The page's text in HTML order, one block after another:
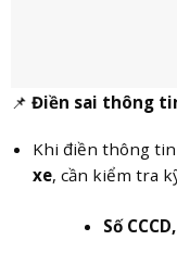
📌 Điền sai thông
Khi điền thông
xe, cần kiểm tra
Số